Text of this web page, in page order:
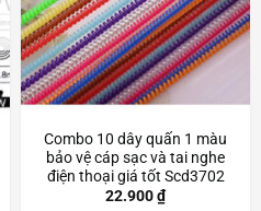
Combo 10 dây quấn 1 màu
bảo vệ cáp sạc và tai nghe
điện thoại giá tốt Scd3702
22.900₫